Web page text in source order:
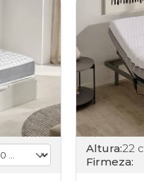
Altura:22
Firmeza: